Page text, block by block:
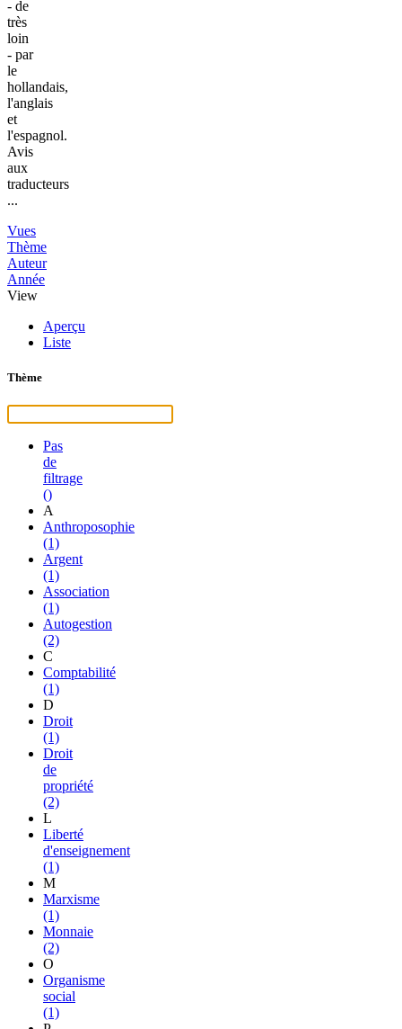
- de
très
loin
- par
le
hollandais,
l'anglais
et
l'espagnol.
Avis
aux
traducteurs
...
Vues
Thème
Auteur
Année
View
Aperçu
Liste
Thème
Pas
de
filtrage
()
A
Anthroposophie
(1)
Argent
(1)
Association
(1)
Autogestion
(2)
C
Comptabilité
(1)
D
Droit
(1)
Droit
de
propriété
(2)
L
Liberté
d'enseignement
(1)
M
Marxisme
(1)
Monnaie
(2)
O
Organisme
social
(1)